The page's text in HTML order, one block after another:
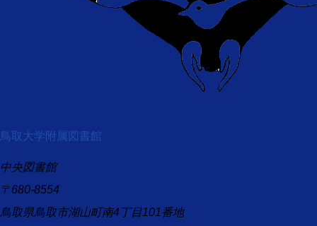
鳥取大学附属図書館
中央図書館
〒680-8554
鳥取県鳥取市湖山町南4丁目101番地